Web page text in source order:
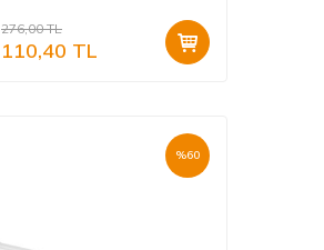
276,00TL
110,40 TL
%60